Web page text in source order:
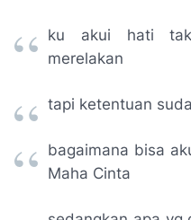
ku akui hati
merelakan
tapi ketentuan
bagaimana bisa
Maha Cinta